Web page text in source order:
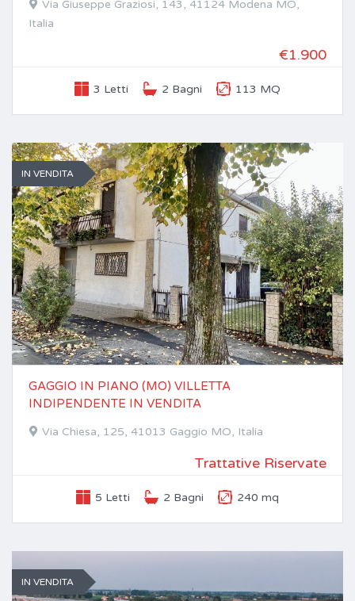
Via Giuseppe Graziosi, 143, 41124 Modena MO,
Italia
€1.900
3 Letti 2 Bagni 113 MQ
IN VENDITA
GAGGIO IN PIANO (MO) VILLETTA
INDIPENDENTE IN VENDITA
Via Chiesa, 125, 41013 Gaggio MO, Italia
Trattative Riservate
5 Letti 2 Bagni 240 mq
IN VENDITA